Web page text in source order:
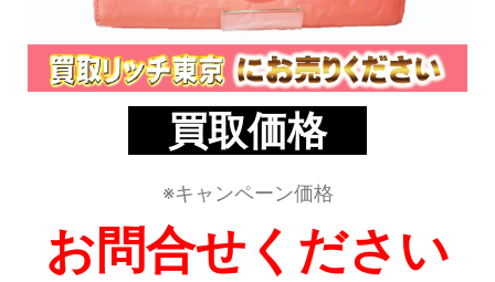
買取価格
※キャンペーン価格
お問合せください